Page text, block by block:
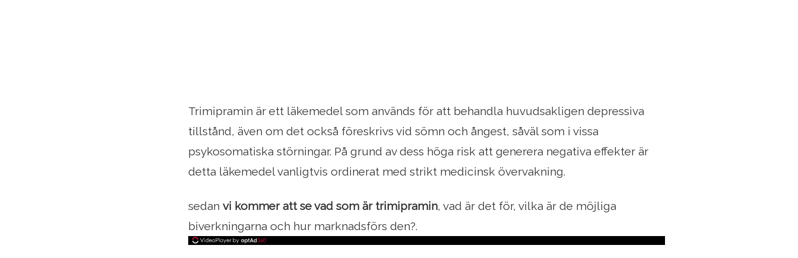
Trimipramin är ett läkemedel som används för att behandla huvudsakligen depressiva
tillstånd, även om det också föreskrivs vid sömn och ångest, såväl som i vissa
psykosomatiska störningar. På grund av dess höga risk att generera negativa effekter är
detta läkemedel vanligtvis ordinerat med strikt medicinsk övervakning.
sedan vi kommer att se vad som är trimipramin, vad är det för, vilka är de möjliga
biverkningarna och hur marknadsförs den?.